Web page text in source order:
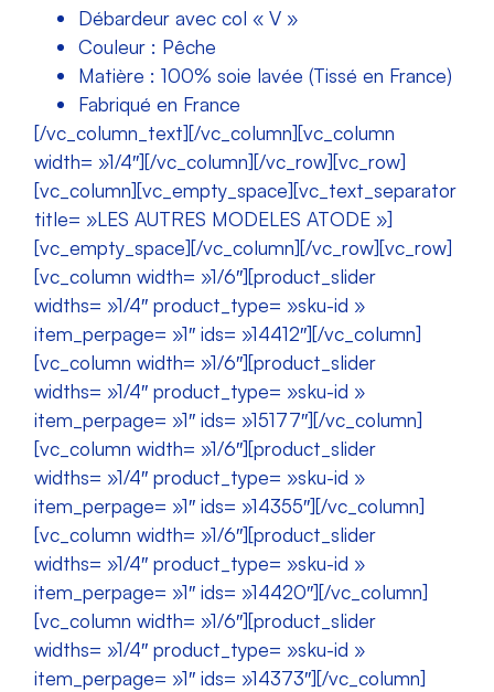
Débardeur avec col « V »
Couleur : Pêche
Matière : 100% soie lavée (Tissé en France)
Fabriqué en France
[/vc_column_text][/vc_column][vc_column
width= »1/4″][/vc_column][/vc_row][vc_row]
[vc_column][vc_empty_space][vc_text_separator
title= »LES AUTRES MODELES ATODE »]
[vc_empty_space][/vc_column][/vc_row][vc_row]
[vc_column width= »1/6″][product_slider
widths= »1/4″ product_type= »sku-id »
item_perpage= »1″ ids= »14412″][/vc_column]
[vc_column width= »1/6″][product_slider
widths= »1/4″ product_type= »sku-id »
item_perpage= »1″ ids= »15177″][/vc_column]
[vc_column width= »1/6″][product_slider
widths= »1/4″ product_type= »sku-id »
item_perpage= »1″ ids= »14355″][/vc_column]
[vc_column width= »1/6″][product_slider
widths= »1/4″ product_type= »sku-id »
item_perpage= »1″ ids= »14420″][/vc_column]
[vc_column width= »1/6″][product_slider
widths= »1/4″ product_type= »sku-id »
item_perpage= »1″ ids= »14373″][/vc_column]